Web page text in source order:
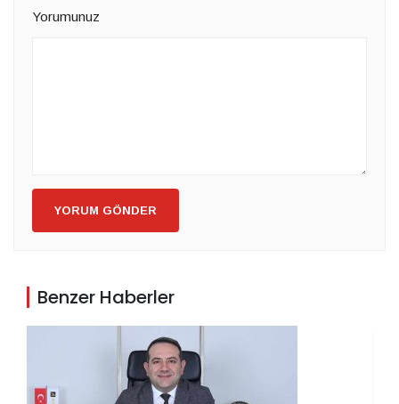
Yorumunuz
YORUM GÖNDER
Benzer Haberler